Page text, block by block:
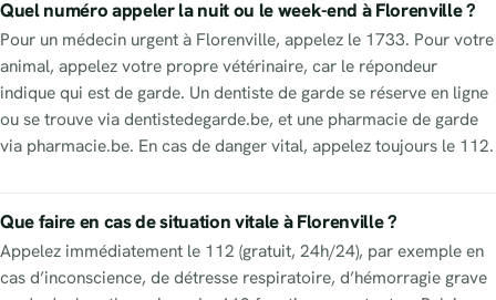
Quel numéro appeler la nuit ou le week-end à Florenville ?
Pour un médecin urgent à Florenville, appelez le 1733. Pour votre
animal, appelez votre propre vétérinaire, car le répondeur
indique qui est de garde. Un dentiste de garde se réserve en ligne
ou se trouve via dentistedegarde.be, et une pharmacie de garde
via pharmacie.be. En cas de danger vital, appelez toujours le 112.
Que faire en cas de situation vitale à Florenville ?
Appelez immédiatement le 112 (gratuit, 24h/24), par exemple en
cas d’inconscience, de détresse respiratoire, d’hémorragie grave